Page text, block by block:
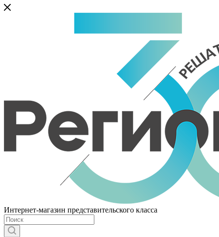
Интернет-магазин представительского класса